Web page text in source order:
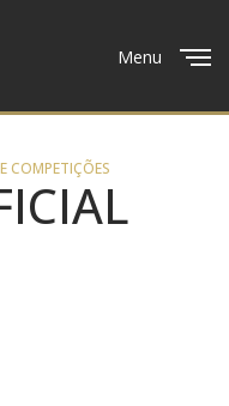
Menu
COMPETIÇÕES